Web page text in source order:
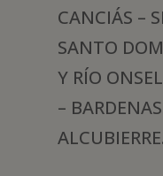
CANCIÁS –
SANTO
Y RÍO
–
ALCUBIERRE.